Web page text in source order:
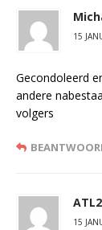
15
Gecondoleerd
andere
volgers
15